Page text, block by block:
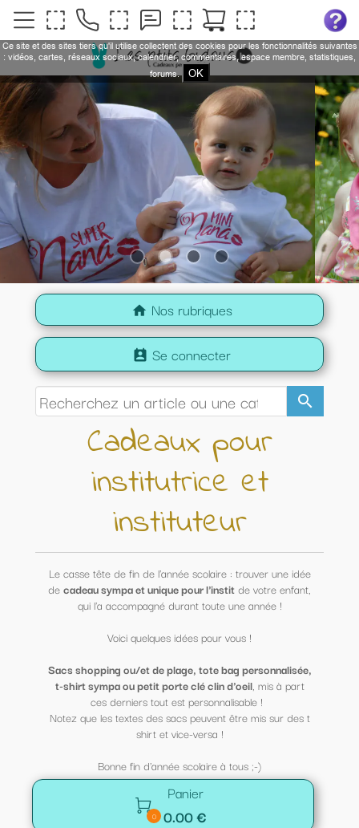
home Nos rubriques
search
perm_contact_calendar Se connecter
Cadeaux pour
institutrice et
instituteur
Le casse tête de fin de l'année scolaire : trouver une idée
decadeau sympa et unique pour l'institde votre enfant,
qui l'a accompagné durant toute une année !
Voici quelques idées pour vous !
Sacs shopping ou/et de plage, tote bag personnalisée,
t-shirt sympa ou petit porte clé clin d'oeil, mis à part
ces derniers tout est personnalisable !
Notez que les textes des sacs peuvent être mis sur des t
shirt et vice-versa !
Bonne fin d'année scolaire à tous ;-)

0
Panier
0.00 €
Ce site et des sites tiers qu'il utilise collectent des cookies pour les fonctionnalités suivantes
: vidéos, cartes, réseaux sociaux, calendrier, commentaires, espace membre, statistiques,
forums.
OK